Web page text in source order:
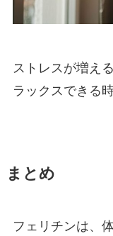
ストレスが増え
ラックスできる
まとめ
フェリチンは、